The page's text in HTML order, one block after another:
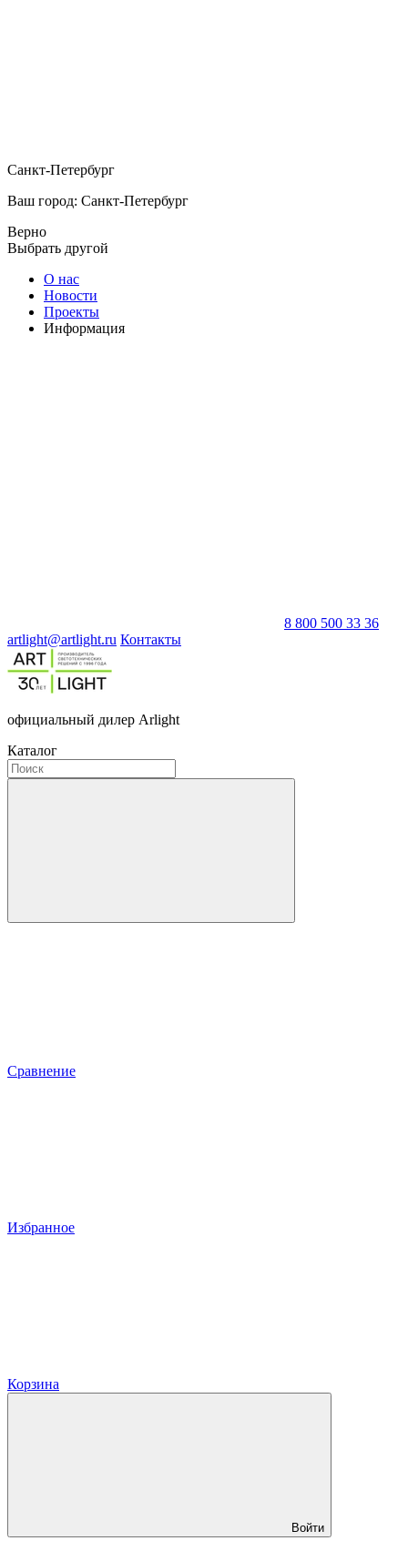
Санкт-Петербург
Ваш город: Санкт-Петербург
Верно
Выбрать другой
О нас
Новости
Проекты
Информация
8 800 500 33 36
artlight@artlight.ru Контакты
официальный дилер Arlight
Каталог
Сравнение
Избранное
Корзина
Войти